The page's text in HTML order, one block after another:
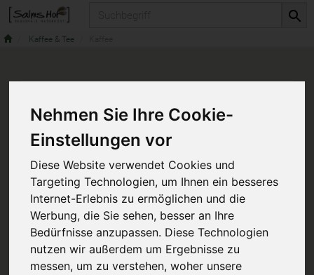
Nehmen Sie Ihre Cookie-
Einstellungen vor
Diese Website verwendet Cookies und
Targeting Technologien, um Ihnen ein besseres
Internet-Erlebnis zu ermöglichen und die
Werbung, die Sie sehen, besser an Ihre
Bedürfnisse anzupassen. Diese Technologien
nutzen wir außerdem um Ergebnisse zu
messen, um zu verstehen, woher unsere
Kaffee & Tee